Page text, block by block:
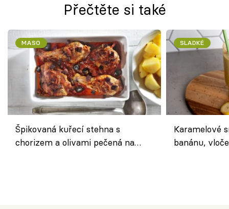
Přečtěte si také
MASO
Špikovaná kuřecí stehna s
chorizem a olivami pečená na
SLADKÉ
Karamelové
banánu,